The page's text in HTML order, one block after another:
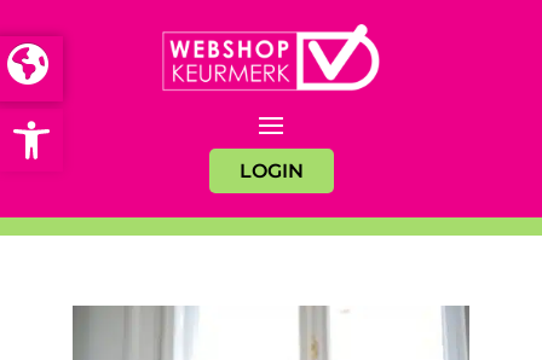
Open toolbar
LOGIN